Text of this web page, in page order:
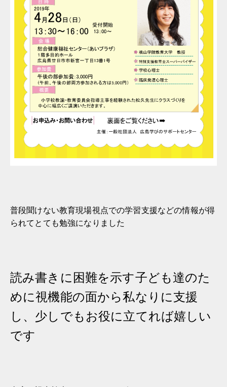
普段聞けない教育現場視点での学習支援などの情報が得
られてとても勉強になりました
読み書きに困難を示す子ども達のた
めに視機能の面から私なりに支援
し、少しでもお役に立てれば嬉しい
です